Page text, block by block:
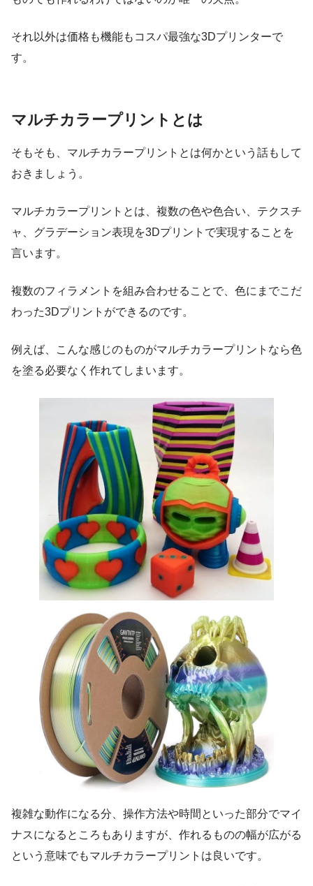
それ以外は価格も機能もコスパ最強な3Dプリンターで
す。
マルチカラープリントとは
そもそも、マルチカラープリントとは何かという話もして
おきましょう。
マルチカラープリントとは、複数の色や色合い、テクスチ
ャ、グラデーション表現を3Dプリントで実現することを
言います。
複数のフィラメントを組み合わせることで、色にまでこだ
わった3Dプリントができるのです。
例えば、こんな感じのものがマルチカラープリントなら色
を塗る必要なく作れてしまいます。
複雑な動作になる分、操作方法や時間といった部分でマイ
ナスになるところもありますが、作れるものの幅が広がる
という意味でもマルチカラープリントは良いです。